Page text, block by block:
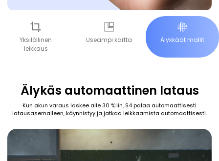
Yksilöllinen
leikkaus
Useampi kartta Älykkäät mallit
Älykäs automaattinen lataus
Kun akun varaus laskee alle 30 %:iin, S4 palaa automaattisesti
latausasemalleen, käynnistyy ja jatkaa leikkaamista automaattisesti.